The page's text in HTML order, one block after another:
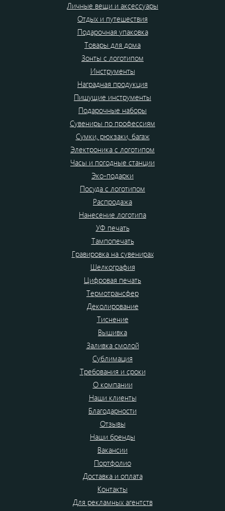
Личные вещи и аксессуары
Отдых и путешествия
Подарочная упаковка
Товары для дома
Зонты с логотипом
Инструменты
Наградная продукция
Пишущие инструменты
Подарочные наборы
Сувениры по профессиям
Сумки, рюкзаки, багаж
Электроника с логотипом
Часы и погодные станции
Эко-подарки
Посуда с логотипом
Распродажа
Нанесение логотипа
УФ печать
Тампопечать
Гравировка на сувенирах
Шелкография
Цифровая печать
Термотрансфер
Деколирование
Тиснение
Вышивка
Заливка смолой
Сублимация
Требования и сроки
О компании
Наши клиенты
Благодарности
Отзывы
Наши бренды
Вакансии
Портфолио
Доставка и оплата
Контакты
Для рекламных агентств